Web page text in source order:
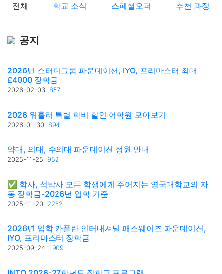
전체 학교 소식 스페셜오퍼 추천 과정
공지
2026년 스터디그룹 파운데이션, IYO, 프리마스터 최대
£4000 장학금
2026-02-03 857
2026 워홀러 특별 학비 할인 어학원 모아보기
2026-01-30 894
약대, 의대, 수의대 파운데이션 정원 안내
2025-11-25 952
✅ 학사, 석박사 모든 학생에게 주어지는 영국대학교의 자
동 장학금-2026년 입학 기준
2025-11-20 2262
2026년 입학 카플란 인터내셔널 패스웨이즈 파운데이션,
IYO, 프리마스터 장학금
2025-09-24 1909